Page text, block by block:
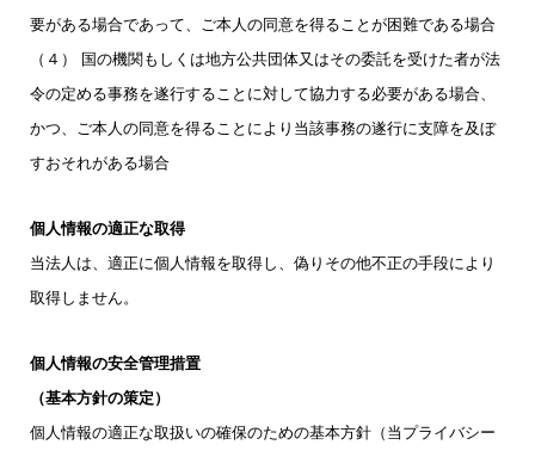
要がある場合であって、ご本人の同意を得ることが困難である場合
（４） 国の機関もしくは地方公共団体又はその委託を受けた者が法
令の定める事務を遂行することに対して協力する必要がある場合、
かつ、ご本人の同意を得ることにより当該事務の遂行に支障を及ぼ
すおそれがある場合
個人情報の適正な取得
当法人は、適正に個人情報を取得し、偽りその他不正の手段により
取得しません。
個人情報の安全管理措置
（基本方針の策定）
個人情報の適正な取扱いの確保のための基本方針（当プライバシー